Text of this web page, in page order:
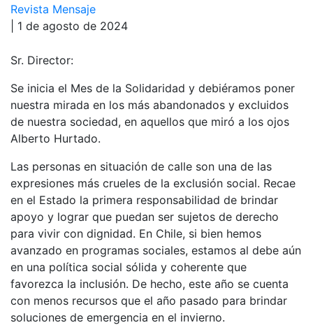
Revista Mensaje
| 1 de agosto de 2024
Sr. Director:
Se inicia el Mes de la Solidaridad y debiéramos poner
nuestra mirada en los más abandonados y excluidos
de nuestra sociedad, en aquellos que miró a los ojos
Alberto Hurtado.
Las personas en situación de calle son una de las
expresiones más crueles de la exclusión social. Recae
en el Estado la primera responsabilidad de brindar
apoyo y lograr que puedan ser sujetos de derecho
para vivir con dignidad. En Chile, si bien hemos
avanzado en programas sociales, estamos al debe aún
en una política social sólida y coherente que
favorezca la inclusión. De hecho, este año se cuenta
con menos recursos que el año pasado para brindar
soluciones de emergencia en el invierno.